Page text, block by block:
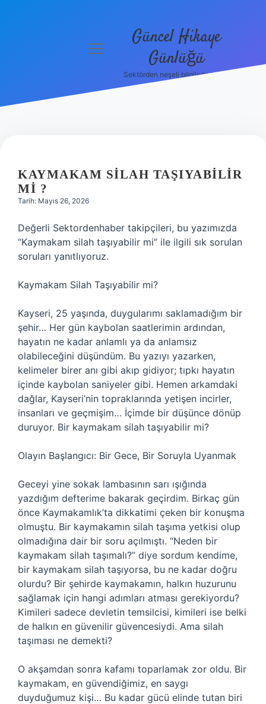
Hakkımızda
menüyü
Güncel Hikaye
Günlüğü
Sektörden neşeli bilgilerle tanış!
KAYMAKAM SILAH TAŞIYABILIR
MI ?
Tarih: Mayıs 26, 2026
Değerli Sektordenhaber takipçileri, bu yazımızda
“Kaymakam silah taşıyabilir mi” ile ilgili sık sorulan
soruları yanıtlıyoruz.
Kaymakam Silah Taşıyabilir mi?
Kayseri, 25 yaşında, duygularımı saklamadığım bir
şehir… Her gün kaybolan saatlerimin ardından,
hayatın ne kadar anlamlı ya da anlamsız
olabileceğini düşündüm. Bu yazıyı yazarken,
kelimeler birer anı gibi akıp gidiyor; tıpkı hayatın
içinde kaybolan saniyeler gibi. Hemen arkamdaki
dağlar, Kayseri’nin topraklarında yetişen incirler,
insanları ve geçmişim… İçimde bir düşünce dönüp
duruyor. Bir kaymakam silah taşıyabilir mi?
Olayın Başlangıcı: Bir Gece, Bir Soruyla Uyanmak
Geceyi yine sokak lambasının sarı ışığında
yazdığım defterime bakarak geçirdim. Birkaç gün
önce Kaymakamlık’ta dikkatimi çeken bir konuşma
olmuştu. Bir kaymakamın silah taşıma yetkisi olup
olmadığına dair bir soru açılmıştı. “Neden bir
kaymakam silah taşımalı?” diye sordum kendime,
bir kaymakam silah taşıyorsa, bu ne kadar doğru
olurdu? Bir şehirde kaymakamın, halkın huzurunu
sağlamak için hangi adımları atması gerekiyordu?
Kimileri sadece devletin temsilcisi, kimileri ise belki
de halkın en güvenilir güvencesiydi. Ama silah
taşıması ne demekti?
O akşamdan sonra kafamı toparlamak zor oldu. Bir
kaymakam, en güvendiğimiz, en saygı
duyduğumuz kişi… Bu kadar gücü elinde tutan biri